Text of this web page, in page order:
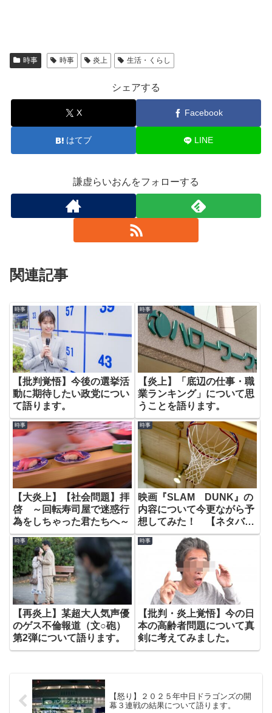
時事 時事 炎上 生活・くらし
シェアする
X Facebook
はてブ LINE
謙虚らいおんをフォローする
関連記事
時事
【批判覚悟】今後の選挙活
動に期待したい政党につい
て語ります。
時事
【炎上】「底辺の仕事・職
業ランキング」について思
うことを語ります。
時事
【大炎上】【社会問題】拝
啓 ～回転寿司屋で迷惑行
為をしちゃった君たちへ～
時事
映画『SLAM DUNK』の
内容について今更ながら予
想してみた！ 【ネタバレ
あり】
時事
【再炎上】某超大人気声優
のゲス不倫報道（文○砲）
第2弾について語ります。
時事
【批判・炎上覚悟】今の日
本の高齢者問題について真
剣に考えてみました。
【怒り】２０２５年中日ドラゴンズの開
幕３連戦の結果について語ります。